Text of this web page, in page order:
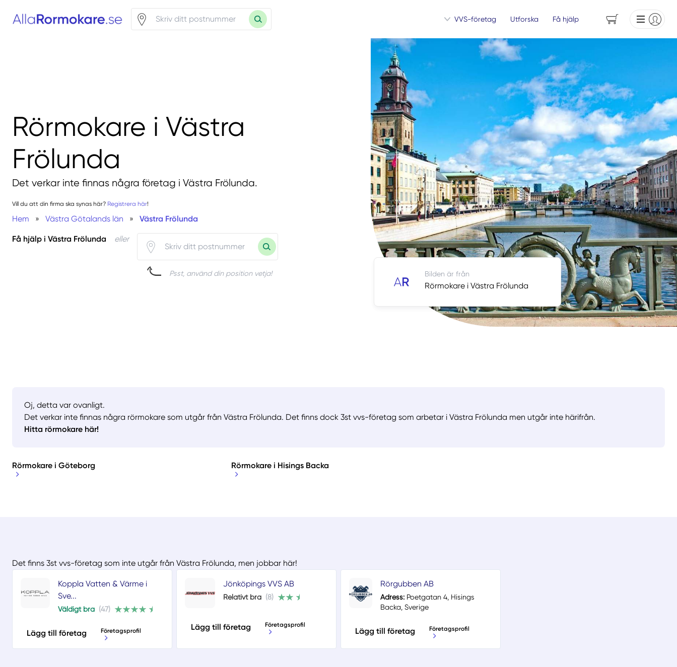
VVS-företag Utforska Få hjälp
Rörmokare i Västra
Frölunda
Det verkar inte finnas några företag i Västra Frölunda.
Vill du att din firma ska synas här? Registrera här!
Hem » Västra Götalands län » Västra Frölunda
Få hjälp i Västra Frölunda eller
Psst, använd din position vetja! Bilden är från
Rörmokare i Västra Frölunda
Oj, detta var ovanligt.
Det verkar inte finnas några rörmokare som utgår från Västra Frölunda. Det finns dock 3st vvs-företag som arbetar i Västra Frölunda men utgår inte härifrån.
Hitta rörmokare här!
Rörmokare i Göteborg Rörmokare i Hisings Backa
Det finns 3st vvs-företag som inte utgår från Västra Frölunda, men jobbar här!
Koppla Vatten & Värme i
Sve...
Väldigt bra (47)
Lägg till företag Företagsprofil
Jönköpings VVS AB
Relativt bra (8)
Lägg till företag Företagsprofil
Rörgubben AB
Adress: Poetgatan 4, Hisings
Backa, Sverige
Lägg till företag Företagsprofil